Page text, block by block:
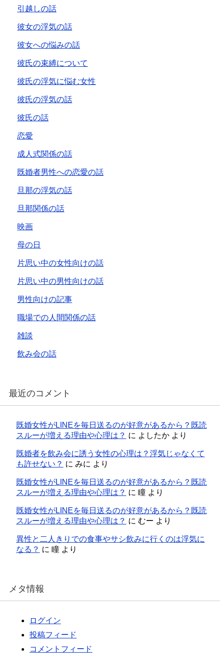
引越しの話
彼女の浮気の話
彼女への悩みの話
彼氏の束縛について
彼氏の浮気に悩む女性
彼氏の浮気の話
彼氏の話
恋愛
成人式関係の話
既婚者男性への恋愛の話
旦那の浮気の話
旦那関係の話
映画
母の日
片思い中の女性向けの話
片思い中の男性向けの話
男性向けの記事
職場での人間関係の話
雑談
飲み会の話
最近のコメント
既婚女性がLINEを毎日送るのが好意があるから？既読
スルーが増える理由や心理は？ に よしたか より
既婚者を飲み会に誘う女性の心理は？浮気じゃなくて
も許せない？ に みに より
既婚女性がLINEを毎日送るのが好意があるから？既読
スルーが増える理由や心理は？ に 瞳 より
既婚女性がLINEを毎日送るのが好意があるから？既読
スルーが増える理由や心理は？ に むー より
異性と二人きりでの食事やサシ飲みに行くのは浮気に
なる？ に 瞳 より
メタ情報
ログイン
投稿フィード
コメントフィード